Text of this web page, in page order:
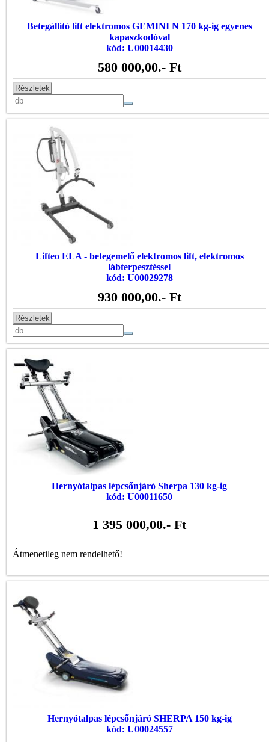
Betegállító lift elektromos GEMINI N 170 kg-ig egyenes
kapaszkodóval
kód: U00014430
580 000,00.- Ft
Részletek
Lifteo ELA - betegemelő elektromos lift, elektromos
lábterpesztéssel
kód: U00029278
930 000,00.- Ft
Részletek
Hernyótalpas lépcsőnjáró Sherpa 130 kg-ig
kód: U00011650
1 395 000,00.- Ft
Átmenetileg nem rendelhető!
Hernyótalpas lépcsőnjáró SHERPA 150 kg-ig
kód: U00024557